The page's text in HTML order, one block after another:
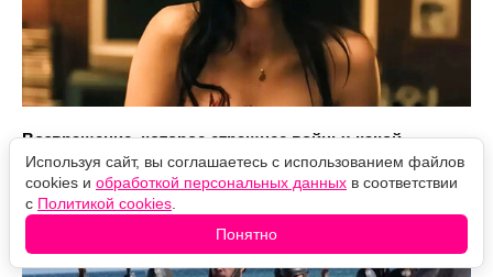
Возвращение, которое страшнее войны: какой
получилась «Одиссея» Нолана
Используя сайт, вы соглашаетесь с использованием файлов
cookies и обработкой персональных данных в соответствии
с Политикой cookies
Понятно